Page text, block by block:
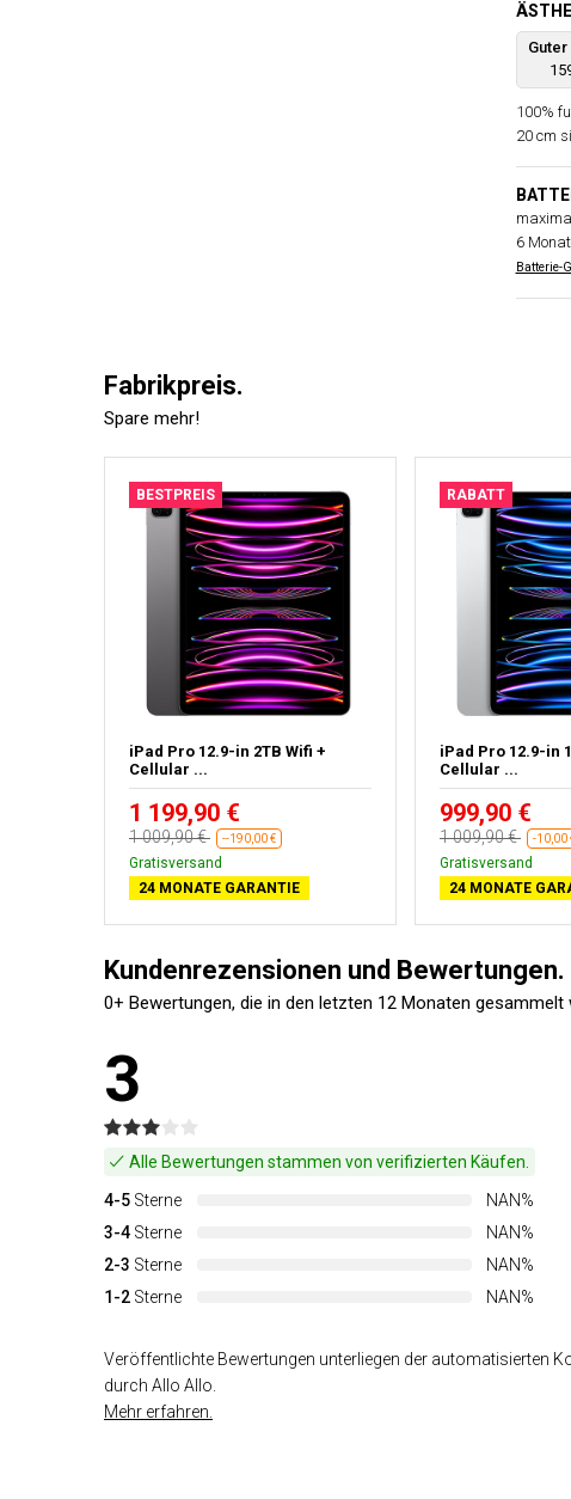
Guter
100%
20 cm
6
Batterie-
Fabrikpreis.
Spare mehr!
BESTPREIS
iPad Pro 12.9-in 2TB Wifi +
Cellular ...
1 199,90 €
1 009,90 € --190,00 €
Gratisversand
24 MONATE GARANTIE
RABATT
iPad Pro 12.9-in
Cellular ...
999,90 €
1 009,90 € -10,00
Gratisversand
24 MONATE
Kundenrezensionen und Bewertungen.
0+ Bewertungen, die in den letzten 12 Monaten gesammelt
3
Alle Bewertungen stammen von verifizierten Käufen.
4-5 Sterne
NAN%
3-4 Sterne
NAN%
2-3 Sterne
NAN%
1-2 Sterne NAN%
Veröffentlichte Bewertungen unterliegen der automatisierten
durch Allo Allo.
Mehr erfahren.